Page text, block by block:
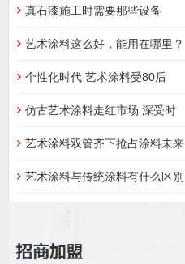
真石漆施工时需要那些设备
艺术涂料这么好，能用在哪里？
个性化时代 艺术涂料受80后
仿古艺术涂料走红市场 深受时
艺术涂料双管齐下抢占涂料未来
艺术涂料与传统涂料有什么区别